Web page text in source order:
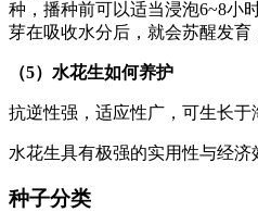
种，播种前可以适当浸泡6~8小
芽在吸收水分后，就会苏醒发育
（5）水花生如何养护
抗逆性强，适应性广，可生长于
水花生具有极强的实用性与经济
种子分类